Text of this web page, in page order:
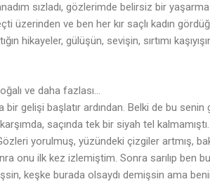
sızladı, gözlerimde belirsiz bir
üzerinden ve ben her kır saçlı kadın
hikayeler, gülüşün, sevişin, sırtımı
ve daha fazlası…
bir gelişi başlatır ardından. Belki de bu senin
saçında tek bir siyah tel
yorulmuş, yüzündeki çizgiler artmış,
onu ilk kez izlemiştim. Sonra sarılıp ben
keşke burada olsaydı demişsin ama